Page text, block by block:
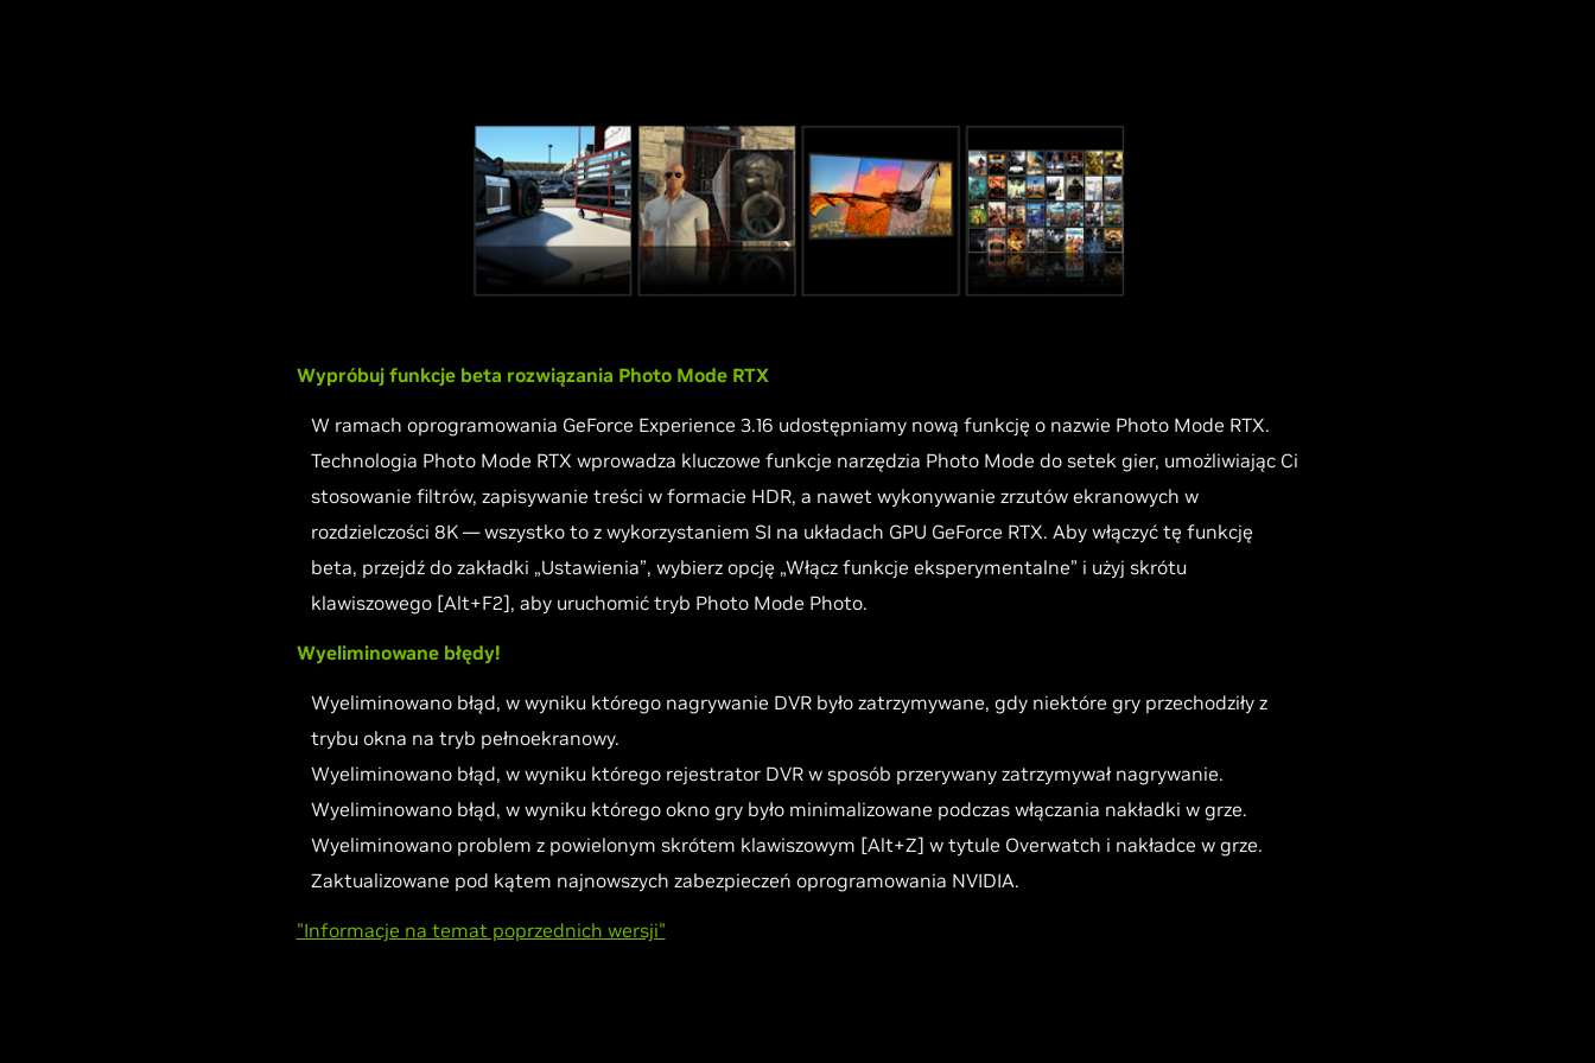
Wypróbuj funkcje beta rozwiązania Photo Mode RTX
W ramach oprogramowania GeForce Experience 3.16 udostępniamy nową funkcję o nazwie Photo Mode RTX.
Technologia Photo Mode RTX wprowadza kluczowe funkcje narzędzia Photo Mode do setek gier, umożliwiając Ci
stosowanie filtrów, zapisywanie treści w formacie HDR, a nawet wykonywanie zrzutów ekranowych w
rozdzielczości 8K — wszystko to z wykorzystaniem SI na układach GPU GeForce RTX. Aby włączyć tę funkcję
beta, przejdź do zakładki „Ustawienia”, wybierz opcję „Włącz funkcje eksperymentalne” i użyj skrótu
klawiszowego [Alt+F2], aby uruchomić tryb Photo Mode Photo.
Wyeliminowane błędy!
Wyeliminowano błąd, w wyniku którego nagrywanie DVR było zatrzymywane, gdy niektóre gry przechodziły z
trybu okna na tryb pełnoekranowy.
Wyeliminowano błąd, w wyniku którego rejestrator DVR w sposób przerywany zatrzymywał nagrywanie.
Wyeliminowano błąd, w wyniku którego okno gry było minimalizowane podczas włączania nakładki w grze.
Wyeliminowano problem z powielonym skrótem klawiszowym [Alt+Z] w tytule Overwatch i nakładce w grze.
Zaktualizowane pod kątem najnowszych zabezpieczeń oprogramowania NVIDIA.
"Informacje na temat poprzednich wersji"